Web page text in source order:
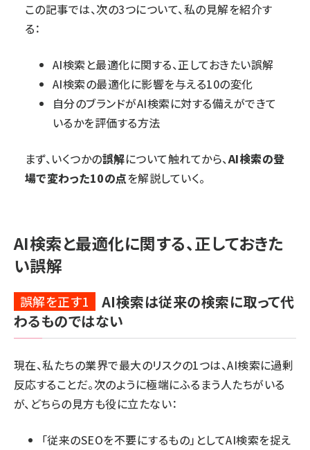
この記事では、次の3つについて、私の見解を紹介す
る：
AI検索と最適化に関する、正しておきたい誤解
AI検索の最適化に影響を与える10の変化
自分のブランドがAI検索に対する備えができて
いるかを評価する方法
まず、いくつかの誤解について触れてから、AI検索の登
場で変わった10の点を解説していく。
AI検索と最適化に関する、正しておきた
い誤解
誤解を正す1
AI検索は従来の検索に取って代
わるものではない
現在、私たちの業界で最大のリスクの1つは、AI検索に過剰
反応することだ。次のように極端にふるまう人たちがいる
が、どちらの見方も役に立たない：
「従来のSEOを不要にするもの」としてAI検索を捉え